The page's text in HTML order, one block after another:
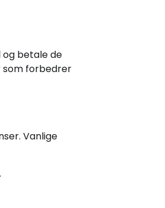
og betale de
som forbedrer
Vanlige